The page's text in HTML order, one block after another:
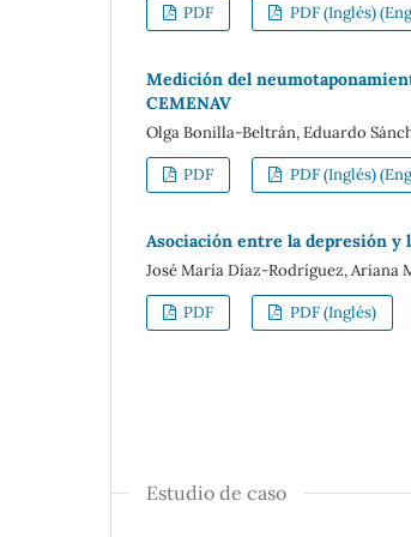
PDF PDF (Inglés)
Medición del
CEMENAV
Olga Bonilla-Beltrán, Eduardo
PDF PDF (Inglés)
Asociación entre la depresión y
José María Díaz-Rodríguez, Ariana
PDF PDF (Inglés)
Estudio de caso